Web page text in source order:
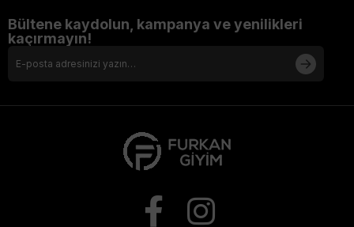
Bültene kaydolun, kampanya ve yenilikleri
kaçırmayın!